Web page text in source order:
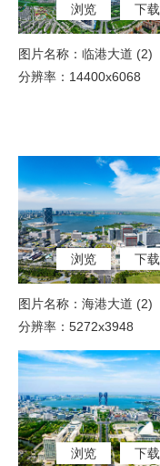
浏览 下载
图片名称：临港大道 (2)
分辨率：14400x6068
浏览 下载
图片名称：海港大道 (2)
分辨率：5272x3948
浏览 下载